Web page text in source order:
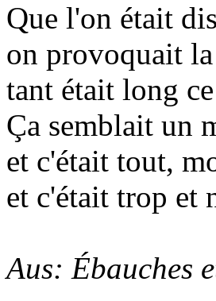
Que l'on était
on provoquait
tant était long
Ça semblait un
et c'était tout,
et c'était trop et
Aus: Ébauches